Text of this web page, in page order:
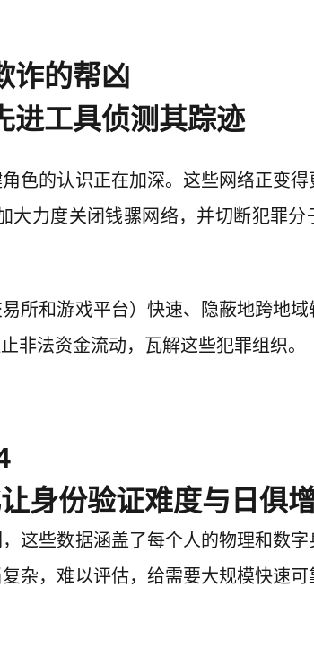
诈的帮凶
进工具侦测其踪迹
色的认识正在加深。这些网络正变
大力度关闭钱骡网络，并切断犯罪分
所和游戏平台）快速、隐蔽地跨地
非法资金流动，瓦解这些犯罪组织。
身份验证难度与日俱
这些数据涵盖了每个人的物理和数
杂，难以评估，给需要大规模快速可